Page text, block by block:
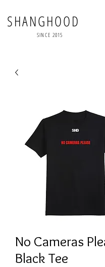
SHANGHOOD
SINCE 2015
No Cameras
Black Tee